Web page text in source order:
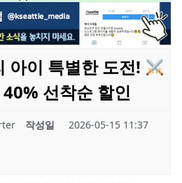
아이 특별한 도전!
선착순 할인
작성일 2026-05-15 11:37